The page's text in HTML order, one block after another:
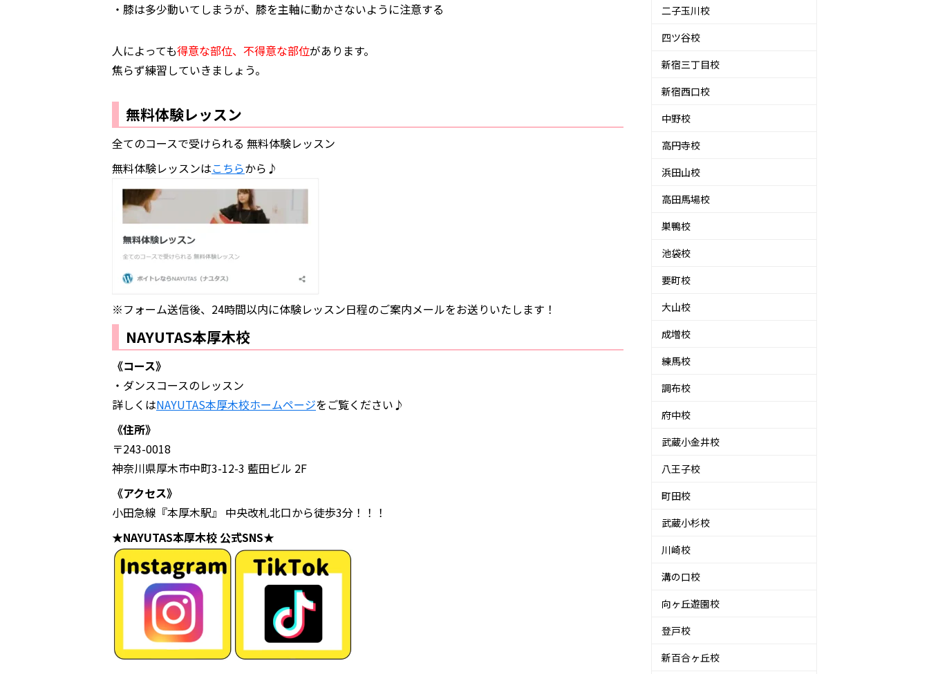
・膝は多少動いてしまうが、膝を主軸に動かさないように注意する
人によっても得意な部位、不得意な部位があります。
焦らず練習していきましょう。
無料体験レッスン
全てのコースで受けられる 無料体験レッスン
無料体験レッスンはこちらから♪
※フォーム送信後、24時間以内に体験レッスン日程のご案内メールをお送りいたします！
NAYUTAS本厚木校
《コース》
・ダンスコースのレッスン
詳しくはNAYUTAS本厚木校ホームページをご覧ください♪
《住所》
〒243-0018
神奈川県厚木市中町3-12-3 藍田ビル 2F
《アクセス》
小田急線『本厚木駅』 中央改札北口から徒歩3分！！！
★NAYUTAS本厚木校 公式SNS★
二子玉川校
四ツ谷校
新宿三丁目校
新宿西口校
中野校
高円寺校
浜田山校
高田馬場校
巣鴨校
池袋校
要町校
大山校
成増校
練馬校
調布校
府中校
武蔵小金井校
八王子校
町田校
武蔵小杉校
川崎校
溝の口校
向ヶ丘遊園校
登戸校
新百合ヶ丘校